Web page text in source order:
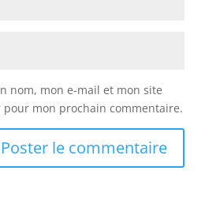
nom, mon e-mail et mon site
mon prochain commentaire.